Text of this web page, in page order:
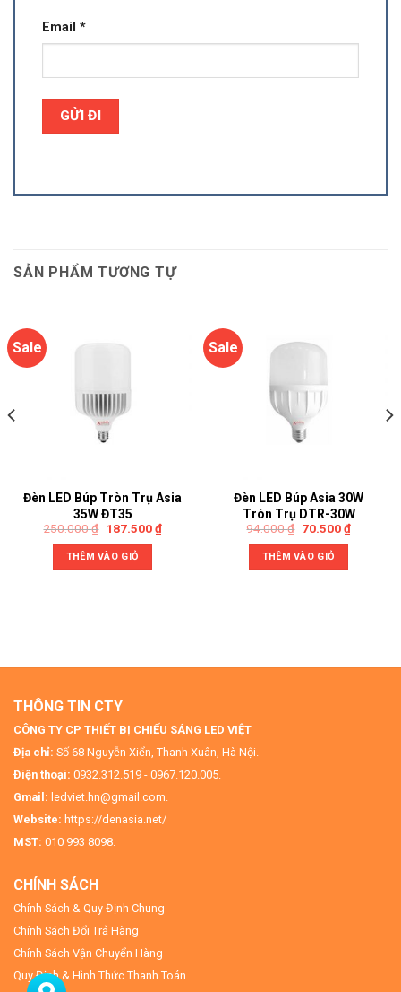
Email *
SẢN PHẨM TƯƠNG TỰ
Sale
Đèn LED Búp Tròn Trụ Asia
35W ĐT35
250.000₫ 187.500₫
THÊM VÀO GIỎ
Sale
Đèn LED Búp Asia 30W
Tròn Trụ DTR-30W
94.000₫ 70.500₫
THÊM VÀO GIỎ
THÔNG TIN CTY
CÔNG TY CP THIẾT BỊ CHIẾU SÁNG LED VIỆT
Địa chỉ: Số 68 Nguyễn Xiển, Thanh Xuân, Hà Nội.
Điện thoại: 0932.312.519 - 0967.120.005.
Gmail: ledviet.hn@gmail.com.
Website: https://denasia.net/
MST: 010 993 8098.
CHÍNH SÁCH
Chính Sách & Quy Định Chung
Chính Sách Đổi Trả Hàng
Chính Sách Vận Chuyển Hàng
Quy Định & Hình Thức Thanh Toán